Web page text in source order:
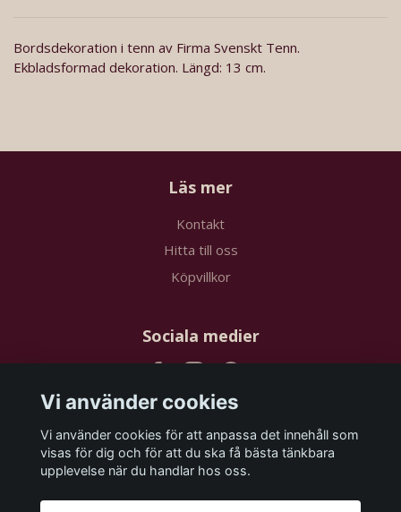
Bordsdekoration i tenn av Firma Svenskt Tenn.
Ekbladsformad dekoration. Längd: 13 cm.
Läs mer
Kontakt
Hitta till oss
Köpvillkor
Sociala medier
Prenumerera på vårt nyhetsbrev
Vi använder cookies
Vi använder cookies för att anpassa det innehåll som
visas för dig och för att du ska få bästa tänkbara
upplevelse när du handlar hos oss.